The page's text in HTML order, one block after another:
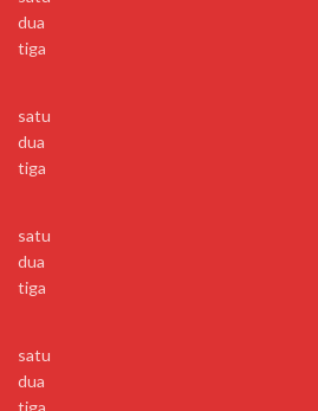
dua
tiga
satu
dua
tiga
satu
dua
tiga
satu
dua
tiga